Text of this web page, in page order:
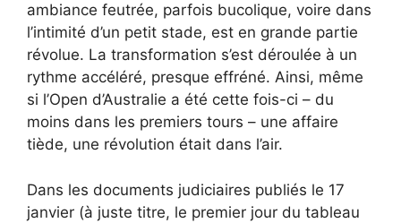
ambiance feutrée, parfois bucolique, voire dans
l’intimité d’un petit stade, est en grande partie
révolue. La transformation s’est déroulée à un
rythme accéléré, presque effréné. Ainsi, même
si l’Open d’Australie a été cette fois-ci – du
moins dans les premiers tours – une affaire
tiède, une révolution était dans l’air.
Dans les documents judiciaires publiés le 17
janvier (à juste titre, le premier jour du tableau